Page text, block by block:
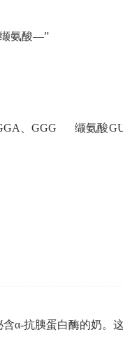
氨酸—”
、GGG 缬氨酸
α-抗胰蛋白酶的奶。